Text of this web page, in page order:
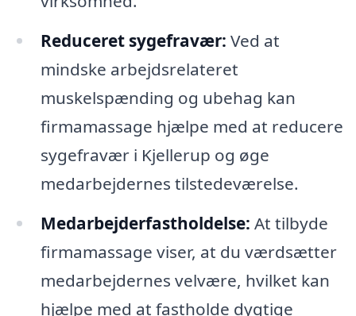
Reduceret sygefravær: Ved at
mindske arbejdsrelateret
muskelspænding og ubehag kan
firmamassage hjælpe med at reducere
sygefravær i Kjellerup og øge
medarbejdernes tilstedeværelse.
Medarbejderfastholdelse: At tilbyde
firmamassage viser, at du værdsætter
medarbejdernes velvære, hvilket kan
hjælpe med at fastholde dygtige